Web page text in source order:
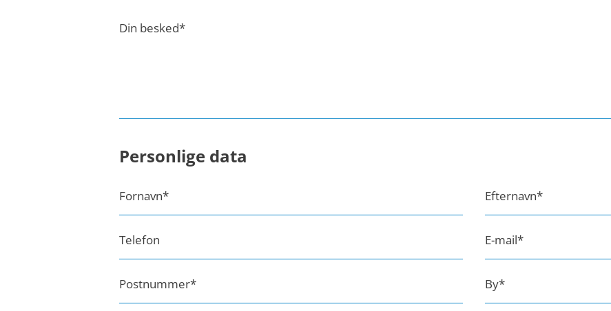
Din besked*
Personlige data
Fornavn* Efternavn*
Telefon E-mail*
Postnummer* By*